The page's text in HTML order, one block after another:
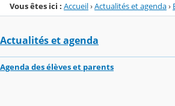
Vous êtes ici : Accueil›Actualités et agenda›
Actualités et agenda
Agenda des élèves et parents